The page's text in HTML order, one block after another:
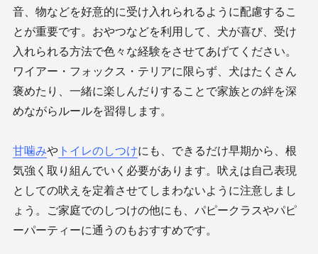
音、物などを好意的に受け入れられるように配慮するこ
とが重要です。おやつなどを利用して、犬が喜び、受け
入れられる方法で色々な経験をさせてあげてください。
ワイアー・フォックス・テリアに限らず、犬はたくさん
褒めたり、一緒に楽しんだりすることで家族との絆を深
めながらルールを習得します。
甘噛みや トイレのしつけにも、できるだけ早期から、根
気強く取り組んでいく必要があります。吠えは自己表現
としての吠えを定着させてしまわないように注意しまし
ょう。ご家庭でのしつけの他にも、パピークラスやパピ
ーパーティーに通うのもおすすめです。